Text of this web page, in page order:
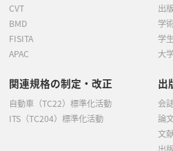
CVT
BMD
FISITA
APAC
出
学
学
大
関連規格の制定・改正
自動車（TC22）標準化活動
ITS（TC204）標準化活動
出
会
論
文